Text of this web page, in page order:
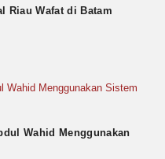
Riau Wafat di Batam
Wahid Menggunakan